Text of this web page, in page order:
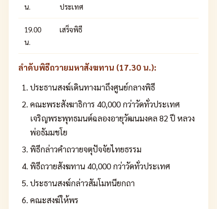
น. ประเทศ
19.00
น.
เสร็จพิธี
ลำดับพิธีถวายมหาสังฆทาน (17.30 น.):
ประธานสงฆ์เดินทางมาถึงศูนย์กลางพิธี
คณะพระสังฆาธิการ 40,000 กว่าวัดทั่วประเทศ
เจริญพระพุทธมนต์ฉลองอายุวัฒนมงคล 82 ปี หลวง
พ่อธัมมชโย
พิธีกล่าวคำถวายจตุปัจจัยไทยธรรม
พิธีถวายสังฆทาน 40,000 กว่าวัดทั่วประเทศ
ประธานสงฆ์กล่าวสัมโมทนียกถา
คณะสงฆ์ให้พร